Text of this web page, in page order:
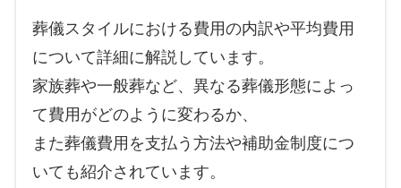
葬儀スタイルにおける費用の内訳や平均費用
について詳細に解説しています。
家族葬や一般葬など、異なる葬儀形態によっ
て費用がどのように変わるか、
また葬儀費用を支払う方法や補助金制度につ
いても紹介されています。